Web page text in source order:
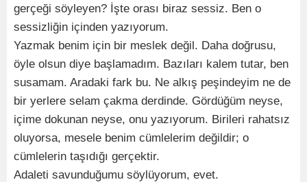
gerçeği söyleyen? İşte orası biraz sessiz. Ben o
sessizliğin içinden yazıyorum.
Yazmak benim için bir meslek değil. Daha doğrusu,
öyle olsun diye başlamadım. Bazıları kalem tutar, ben
susamam. Aradaki fark bu. Ne alkış peşindeyim ne de
bir yerlere selam çakma derdinde. Gördüğüm neyse,
içime dokunan neyse, onu yazıyorum. Birileri rahatsız
oluyorsa, mesele benim cümlelerim değildir; o
cümlelerin taşıdığı gerçektir.
Adaleti savunduğumu söylüyorum, evet.